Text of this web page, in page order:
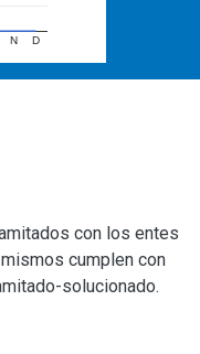
N D
con los entes
cumplen con
solucionado.